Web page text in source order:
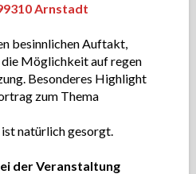
Arnstadt
besinnlichen Auftakt,
Möglichkeit auf regen
Besonderes Highlight
zum Thema
natürlich gesorgt.
der Veranstaltung